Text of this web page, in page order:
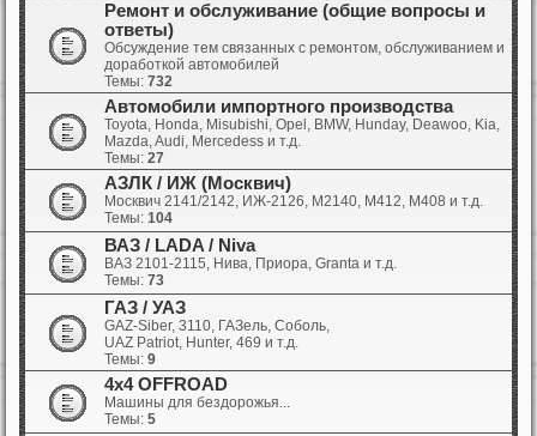
Ремонт и обслуживание (общие вопросы и
ответы)
Обсуждение тем связанных с ремонтом, обслуживанием и
доработкой автомобилей
Темы: 732
Автомобили импортного производства
Toyota, Honda, Misubishi, Opel, BMW, Hunday, Deawoo, Kia,
Mazda, Audi, Mercedess и т.д.
Темы: 27
АЗЛК / ИЖ (Москвич)
Москвич 2141/2142, ИЖ-2126, М2140, М412, М408 и т.д.
Темы: 104
ВАЗ / LADA / Niva
ВАЗ 2101-2115, Нива, Приора, Granta и т.д.
Темы: 73
ГАЗ / УАЗ
GAZ-Siber, 3110, ГАЗель, Соболь,
UAZ Patriot, Hunter, 469 и т.д.
Темы: 9
4x4 OFFROAD
Машины для бездорожья...
Темы: 5